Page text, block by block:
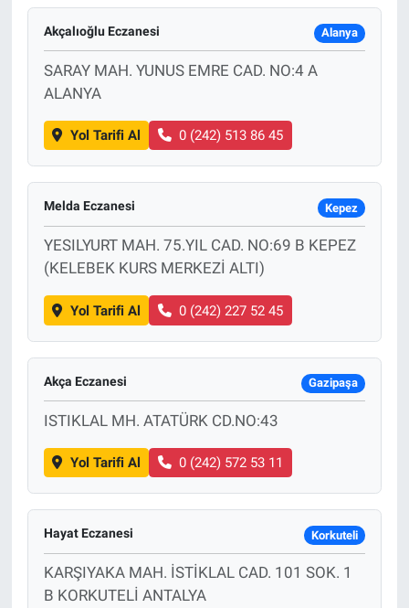
Akçalıoğlu Eczanesi Alanya
SARAY MAH. YUNUS EMRE CAD. NO:4 A
ALANYA
Yol Tarifi Al 0 (242) 513 86 45
Melda Eczanesi Kepez
YESILYURT MAH. 75.YIL CAD. NO:69 B KEPEZ
(KELEBEK KURS MERKEZİ ALTI)
Yol Tarifi Al 0 (242) 227 52 45
Akça Eczanesi Gazipaşa
ISTIKLAL MH. ATATÜRK CD.NO:43
Yol Tarifi Al 0 (242) 572 53 11
Hayat Eczanesi Korkuteli
KARŞIYAKA MAH. İSTİKLAL CAD. 101 SOK. 1
B KORKUTELİ ANTALYA